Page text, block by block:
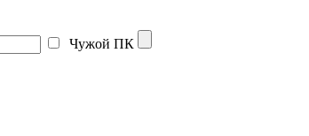
Чужой ПК